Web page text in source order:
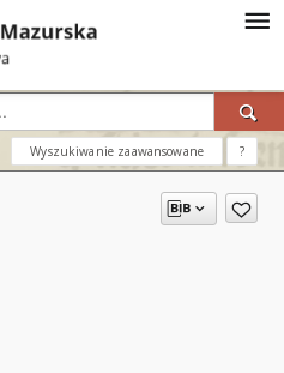
Wyszukiwanie zaawansowane ?